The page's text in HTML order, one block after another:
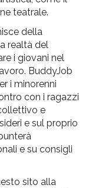
teatrale.
della
realtà del
i giovani nel
BuddyJob
i minorenni
con i ragazzi
e
e sul proprio
e su consigli
sito alla